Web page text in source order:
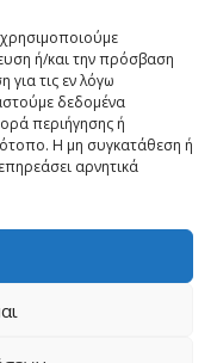
ή/και την πρόσβαση
τις εν λόγω
δεδομένα
περιήγησης ή
Η μη συγκατάθεση ή
αρνητικά
Αθήνα